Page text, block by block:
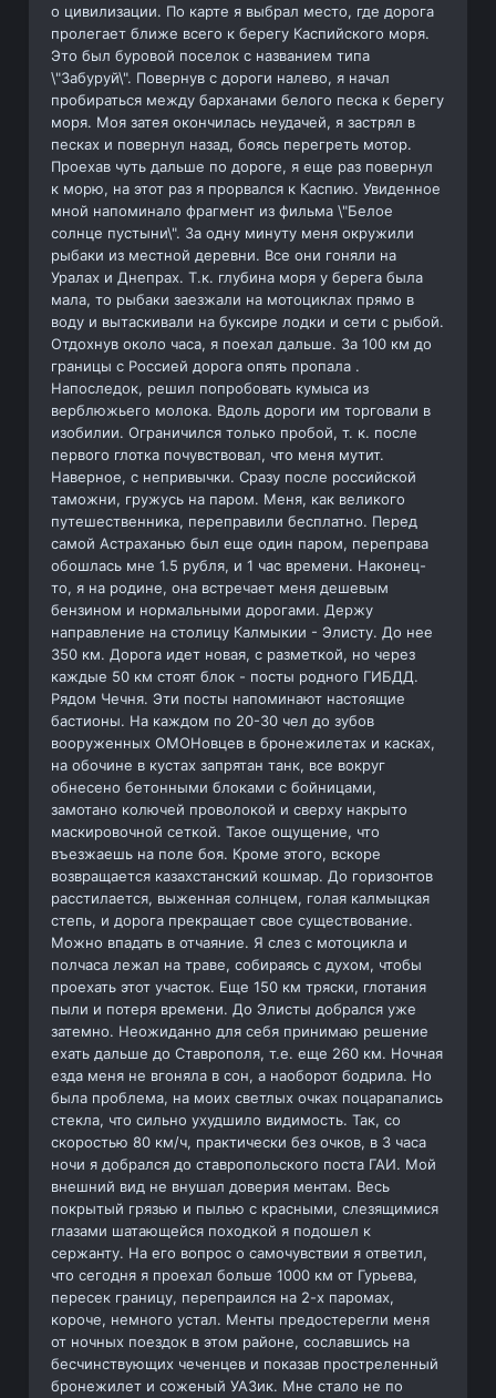
о цивилизации. По карте я выбрал место, где дорога
пролегает ближе всего к берегу Каспийского моря.
Это был буровой поселок с названием типа
\"Забуруй\". Повернув с дороги налево, я начал
пробираться между барханами белого песка к берегу
моря. Моя затея окончилась неудачей, я застрял в
песках и повернул назад, боясь перегреть мотор.
Проехав чуть дальше по дороге, я еще раз повернул
к морю, на этот раз я прорвался к Каспию. Увиденное
мной напоминало фрагмент из фильма \"Белое
солнце пустыни\". За одну минуту меня окружили
рыбаки из местной деревни. Все они гоняли на
Уралах и Днепрах. Т.к. глубина моря у берега была
мала, то рыбаки заезжали на мотоциклах прямо в
воду и вытаскивали на буксире лодки и сети с рыбой.
Отдохнув около часа, я поехал дальше. За 100 км до
границы с Россией дорога опять пропала .
Напоследок, решил попробовать кумыса из
верблюжьего молока. Вдоль дороги им торговали в
изобилии. Ограничился только пробой, т. к. после
первого глотка почувствовал, что меня мутит.
Наверное, с непривычки. Сразу после российской
таможни, гружусь на паром. Меня, как великого
путешественника, переправили бесплатно. Перед
самой Астраханью был еще один паром, переправа
обошлась мне 1.5 рубля, и 1 час времени. Наконец-
то, я на родине, она встречает меня дешевым
бензином и нормальными дорогами. Держу
направление на столицу Калмыкии - Элисту. До нее
350 км. Дорога идет новая, с разметкой, но через
каждые 50 км стоят блок - посты родного ГИБДД.
Рядом Чечня. Эти посты напоминают настоящие
бастионы. На каждом по 20-30 чел до зубов
вооруженных ОМОНовцев в бронежилетах и касках,
на обочине в кустах запрятан танк, все вокруг
обнесено бетонными блоками с бойницами,
замотано колючей проволокой и сверху накрыто
маскировочной сеткой. Такое ощущение, что
въезжаешь на поле боя. Кроме этого, вскоре
возвращается казахстанский кошмар. До горизонтов
расстилается, выженная солнцем, голая калмыцкая
степь, и дорога прекращает свое существование.
Можно впадать в отчаяние. Я слез с мотоцикла и
полчаса лежал на траве, собираясь с духом, чтобы
проехать этот участок. Еще 150 км тряски, глотания
пыли и потеря времени. До Элисты добрался уже
затемно. Неожиданно для себя принимаю решение
ехать дальше до Ставрополя, т.е. еще 260 км. Ночная
езда меня не вгоняла в сон, а наоборот бодрила. Но
была проблема, на моих светлых очках поцарапались
стекла, что сильно ухудшило видимость. Так, со
скоростью 80 км/ч, практически без очков, в 3 часа
ночи я добрался до ставропольского поста ГАИ. Мой
внешний вид не внушал доверия ментам. Весь
покрытый грязью и пылью с красными, слезящимися
глазами шатающейся походкой я подошел к
сержанту. На его вопрос о самочувствии я ответил,
что сегодня я проехал больше 1000 км от Гурьева,
пересек границу, перепраился на 2-х паромах,
короче, немного устал. Менты предостерегли меня
от ночных поездок в этом районе, сославшись на
бесчинствующих чеченцев и показав простреленный
бронежилет и соженый УАЗик. Мне стало не по